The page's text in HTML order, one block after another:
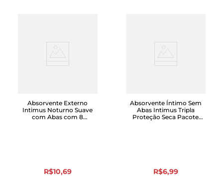
Absorvente Externo
Intimus Noturno Suave
com Abas com 8
R$10,69
Absorvente Íntimo Sem
Abas Intimus Tripla
Proteção Seca Pacote
R$6,99